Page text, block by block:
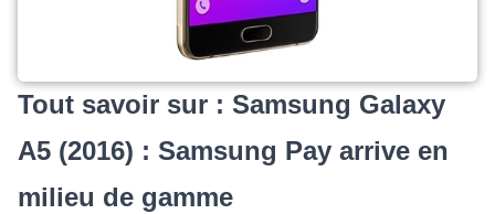
Tout savoir sur : Samsung Galaxy
A5 (2016) : Samsung Pay arrive en
milieu de gamme